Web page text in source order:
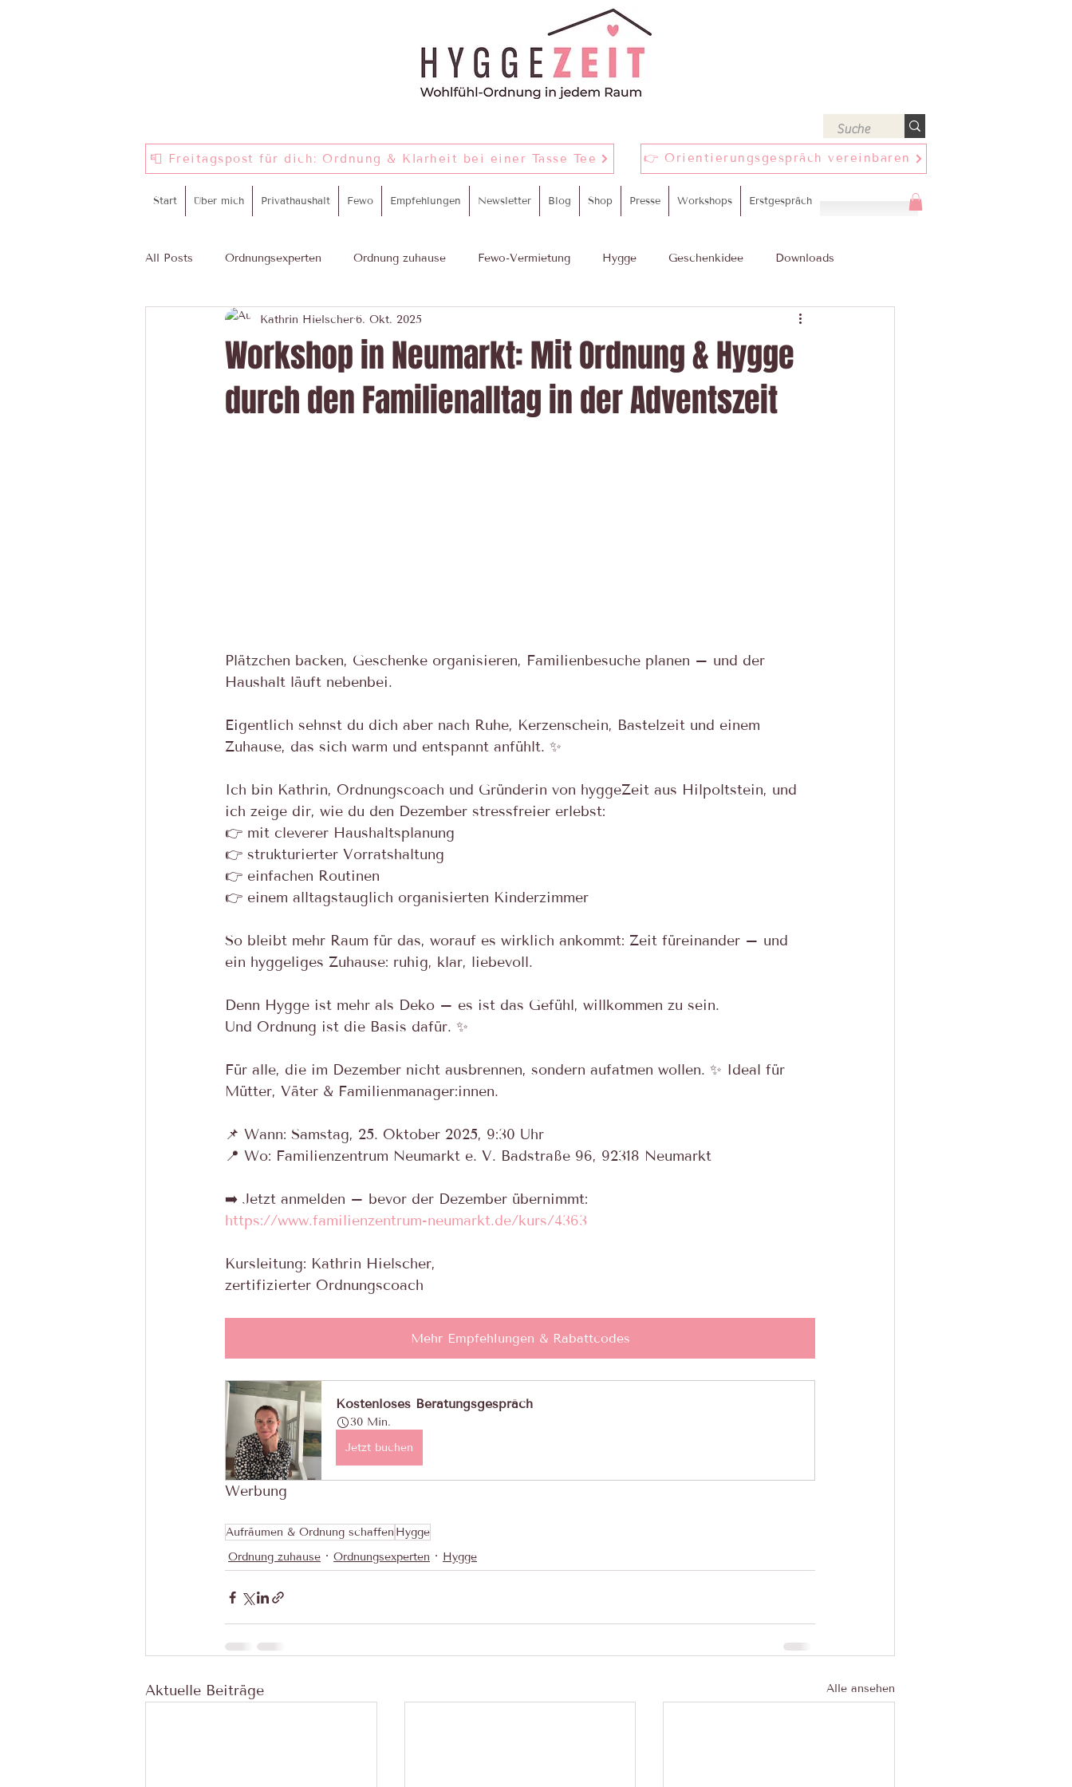
📮 Freitagspost für dich: Ordnung & Klarheit bei einer Tasse Tee 👉 Orientierungsgespräch vereinbaren
Start Über mich Privathaushalt Fewo Empfehlungen Newsletter Blog Shop Presse Workshops Erstgespräch
All Posts Ordnungsexperten Ordnung zuhause Fewo-Vermietung Hygge Geschenkidee Downloads
Komm in mein Team proWIN Yourday
Workshop in Neumarkt: Mit Ordnung & Hygge
durch den Familienalltag in der Adventszeit
Kathrin Hielscher6. Okt. 2025
Plätzchen backen, Geschenke organisieren, Familienbesuche planen – und der
Haushalt läuft nebenbei.
Eigentlich sehnst du dich aber nach Ruhe, Kerzenschein, Bastelzeit und einem
Zuhause, das sich warm und entspannt anfühlt. ✨
Ich bin Kathrin, Ordnungscoach und Gründerin von hyggeZeit aus Hilpoltstein, und
ich zeige dir, wie du den Dezember stressfreier erlebst:
👉 mit cleverer Haushaltsplanung
👉 strukturierter Vorratshaltung
👉 einfachen Routinen
👉 einem alltagstauglich organisierten Kinderzimmer
So bleibt mehr Raum für das, worauf es wirklich ankommt: Zeit füreinander – und
ein hyggeliges Zuhause: ruhig, klar, liebevoll.
Denn Hygge ist mehr als Deko – es ist das Gefühl, willkommen zu sein.
Und Ordnung ist die Basis dafür. ✨
Für alle, die im Dezember nicht ausbrennen, sondern aufatmen wollen. ✨ Ideal für
Mütter, Väter & Familienmanager:innen.
📌 Wann: Samstag, 25. Oktober 2025, 9:30 Uhr
📍 Wo: Familienzentrum Neumarkt e. V. Badstraße 96, 92318 Neumarkt
➡️ Jetzt anmelden – bevor der Dezember übernimmt:
https://www.familienzentrum-neumarkt.de/kurs/4363
Kursleitung: Kathrin Hielscher,
zertifizierter Ordnungscoach
Mehr Empfehlungen & Rabattcodes
Kostenloses Beratungsgespräch
30 Min.
Jetzt buchen
Werbung
Aufräumen & Ordnung schaffen Hygge
Ordnung zuhause
Ordnungsexperten Hygge
Aktuelle Beiträge Alle ansehen